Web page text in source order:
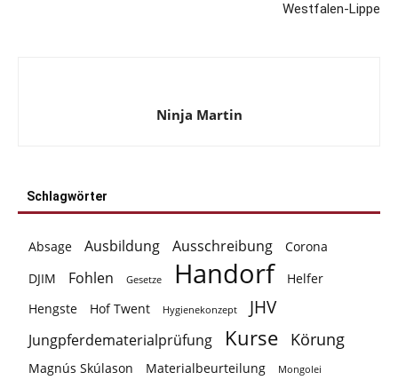
Westfalen-Lippe
Ninja Martin
Schlagwörter
Absage Ausbildung Ausschreibung
Corona
DJIM
Fohlen Gesetze Handorf
Helfer
Hengste
Hof Twent Hygienekonzept JHV
Jungpferdematerialprüfung Kurse Körung
Magnús Skúlason Materialbeurteilung Mongolei